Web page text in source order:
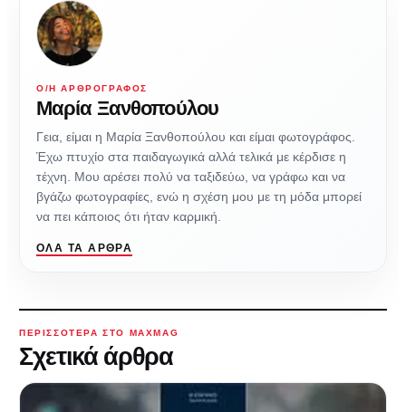
Ο/Η ΑΡΘΡΟΓΡΆΦΟΣ
Μαρία Ξανθοπούλου
Γεια, είμαι η Μαρία Ξανθοπούλου και είμαι φωτογράφος.
Έχω πτυχίο στα παιδαγωγικά αλλά τελικά με κέρδισε η
τέχνη. Μου αρέσει πολύ να ταξιδεύω, να γράφω και να
βγάζω φωτογραφίες, ενώ η σχέση μου με τη μόδα μπορεί
να πει κάποιος ότι ήταν καρμική.
ΌΛΑ ΤΑ ΆΡΘΡΑ
ΠΕΡΙΣΣΌΤΕΡΑ ΣΤΟ MAXMAG
Σχετικά άρθρα